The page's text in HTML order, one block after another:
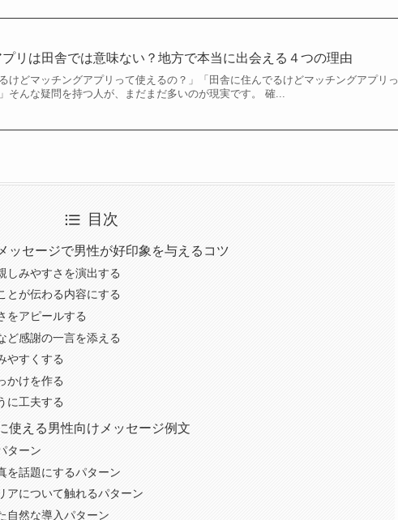
リは田舎では意味ない？地方で本当に出会える４つの理由
けどマッチングアプリって使えるの？」「田舎に住んでるけどマッチングアプリっ
そんな疑問を持つ人が、まだまだ多いのが現実です。 確...
目次
ッセージで男性が好印象を与えるコツ
しみやすさを演出する
とが伝わる内容にする
をアピールする
ど感謝の一言を添える
やすくする
かけを作る
に工夫する
使える男性向けメッセージ例文
ターン
を話題にするパターン
アについて触れるパターン
自然な導入パターン